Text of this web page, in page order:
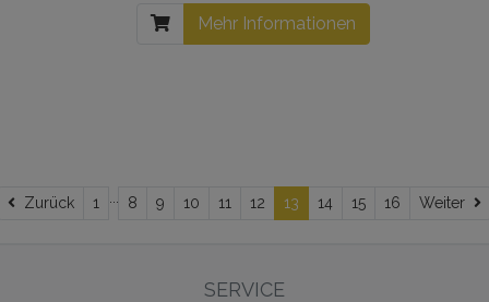
Mehr Informationen
ZurückZurück
1 8 9 10 11 12 13 14 15 16 Weiter
SERVICE